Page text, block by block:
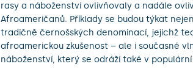
rasy a náboženství ovlivňovaly a nadále
Afroameričanů. Příklady se budou týkat
tradičně černošských denominací, jejichž
afroamerickou zkušenost – ale i současné
náboženství, který se odráží také v